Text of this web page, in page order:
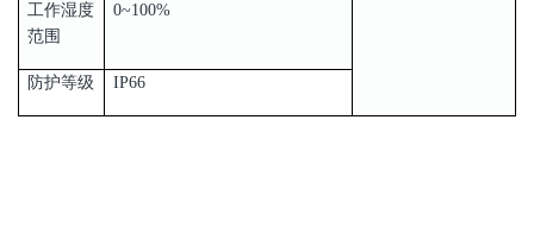
工作湿度
范围
0~100%
防护等级 IP66